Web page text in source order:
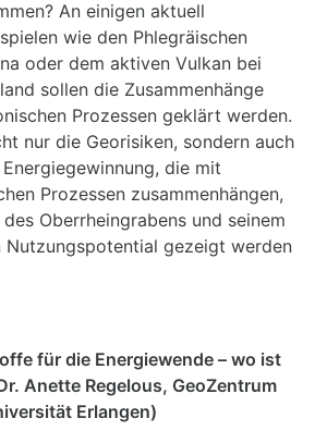
An einigen aktuell
wie den Phlegräischen
oder dem aktiven Vulkan bei
sollen die Zusammenhänge
Prozessen geklärt werden.
nur die Georisiken, sondern auch
die mit
Prozessen zusammenhängen,
Oberrheingrabens und seinem
Nutzungspotential gezeigt werden
für die Energiewende – wo ist
Anette Regelous, GeoZentrum
Erlangen)